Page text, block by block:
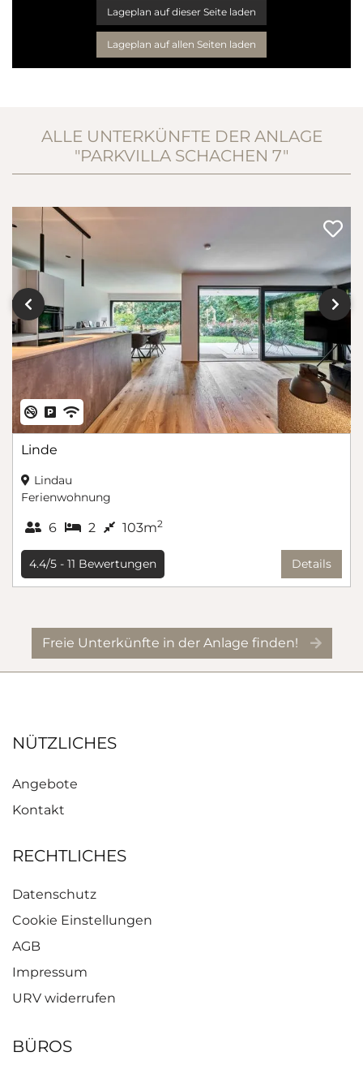
Lageplan auf dieser Seite laden
Lageplan auf allen Seiten laden
ALLE UNTERKÜNFTE DER ANLAGE
"PARKVILLA SCHACHEN 7"
Linde
Lindau
Ferienwohnung
6 2 103m2
Details
4.4/5 - 11 Bewertungen
‹ ›
Freie Unterkünfte in der Anlage finden!
NÜTZLICHES
Angebote
Kontakt
RECHTLICHES
Datenschutz
Cookie Einstellungen
AGB
Impressum
URV widerrufen
BÜROS